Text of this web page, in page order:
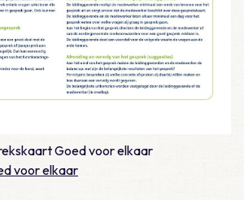
Goed voor elkaar
voor elkaar